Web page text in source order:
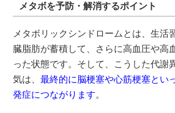
メタボを予防・解消するポイント
メタボリックシンドロームとは、生活
臓脂肪が蓄積して、さらに高血圧や高
った状態です。そして、こうした代謝
気は、最終的に脳梗塞や心筋梗塞とい
発症につながります。